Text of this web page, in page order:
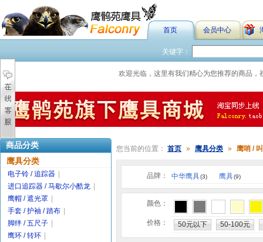
首页 会员中心
关键字：
欢迎光临，这里有我们精心为您推荐的商品，
商品分类
鹰具分类
电子铃 / 追踪器
进口追踪器 / 马歇尔小酷龙
鹰帽 / 遮光罩
手套 / 护袖 / 踏布
脚绊 / 五尺子
鹰环 / 转环
您当前的位置： 首页 » 鹰具分类 » 鹰哨 /
品牌： 中华鹰具(3) 鹰具(9)
颜色：
价格： 50元以下 50-100元